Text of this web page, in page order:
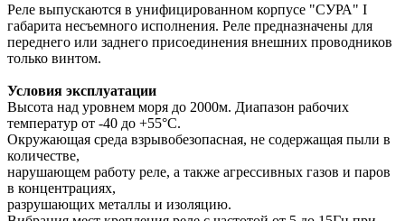
Реле выпускаются в унифицированном корпусе "СУРА" I
габарита несъемного исполнения. Реле предназначены для
переднего или заднего присоединения внешних проводников
только винтом.
Условия эксплуатации
Высота над уровнем моря до 2000м. Диапазон рабочих
температур от -40 до +55°С.
Окружающая среда взрывобезопасная, не содержащая пыли в
количестве,
нарушающем работу реле, а также агрессивных газов и паров
в концентрациях,
разрушающих металлы и изоляцию.